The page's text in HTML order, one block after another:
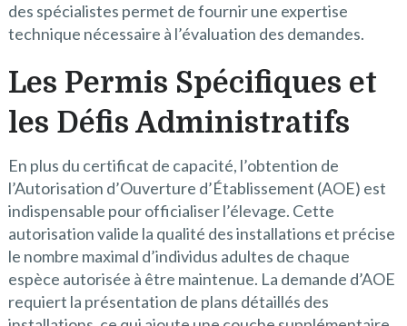
des spécialistes permet de fournir une expertise
technique nécessaire à l’évaluation des demandes.
Les Permis Spécifiques et
les Défis Administratifs
En plus du certificat de capacité, l’obtention de
l’Autorisation d’Ouverture d’Établissement (AOE) est
indispensable pour officialiser l’élevage. Cette
autorisation valide la qualité des installations et précise
le nombre maximal d’individus adultes de chaque
espèce autorisée à être maintenue. La demande d’AOE
requiert la présentation de plans détaillés des